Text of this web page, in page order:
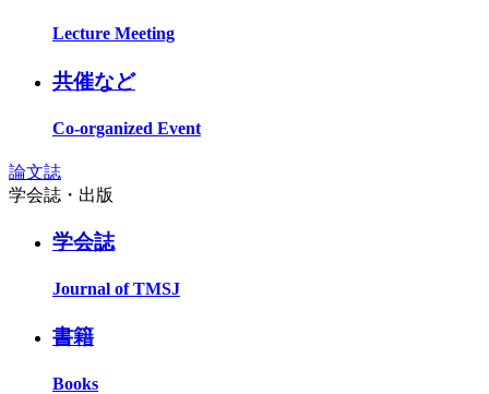
Lecture Meeting
共催など
Co-organized Event
論文誌
学会誌・出版
学会誌
Journal of TMSJ
書籍
Books